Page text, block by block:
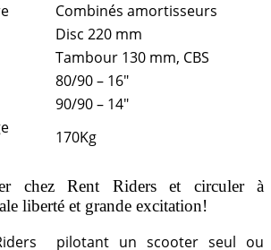
Combinés amortisseurs
Disc 220 mm
Tambour 130 mm, CBS
80/90 – 16″
90/90 – 14″
170Kg
chez Rent Riders et circuler à
liberté et grande excitation!
pilotant un scooter seul ou